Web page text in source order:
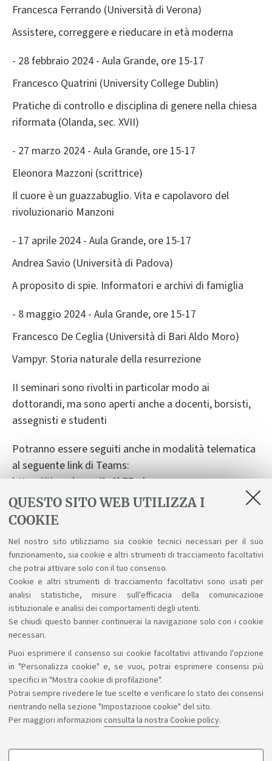
QUESTO SITO WEB UTILIZZA I
COOKIE
Nel nostro sito utilizziamo sia cookie tecnici necessari per il suo
funzionamento, sia cookie e altri strumenti di tracciamento facoltativi
che potrai attivare solo con il tuo consenso.
Cookie e altri strumenti di tracciamento facoltativi sono usati per
analisi statistiche, misure sull'efficacia della comunicazione
istituzionale e analisi dei comportamenti degli utenti.
Se chiudi questo banner continuerai la navigazione solo con i cookie
necessari.
Puoi esprimere il consenso sui cookie facoltativi attivando l'opzione
in "Personalizza cookie" e, se vuoi, potrai esprimere consensi più
specifici in "Mostra cookie di profilazione".
Potrai sempre rivedere le tue scelte e verificare lo stato dei consensi
rientrando nella sezione "Impostazione cookie" del sito.
Per maggiori informazioni consulta la nostra Cookie policy.
Francesca Ferrando (Università di Verona)
Assistere, correggere e rieducare in età moderna
- 28 febbraio 2024 - Aula Grande, ore 15-17
Francesco Quatrini (University College Dublin)
Pratiche di controllo e disciplina di genere nella chiesa
riformata (Olanda, sec. XVII)
- 27 marzo 2024 - Aula Grande, ore 15-17
Eleonora Mazzoni (scrittrice)
Il cuore è un guazzabuglio. Vita e capolavoro del
rivoluzionario Manzoni
- 17 aprile 2024 - Aula Grande, ore 15-17
Andrea Savio (Università di Padova)
A proposito di spie. Informatori e archivi di famiglia
- 8 maggio 2024 - Aula Grande, ore 15-17
Francesco De Ceglia (Università di Bari Aldo Moro)
Vampyr. Storia naturale della resurrezione
II seminari sono rivolti in particolar modo ai
dottorandi, ma sono aperti anche a docenti, borsisti,
assegnisti e studenti
Potranno essere seguiti anche in modalità telematica
al seguente link di Teams:
https://tinyurl.com/2p9h77ud
Locandina
[ .pdf 1236Kb ]
Sosteniamo il diritto alla conoscenza
Seguici su: